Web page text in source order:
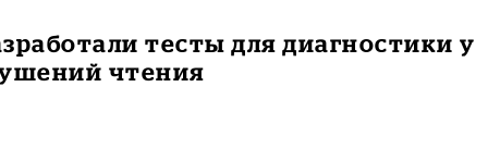
тесты для диагностики у
чтения